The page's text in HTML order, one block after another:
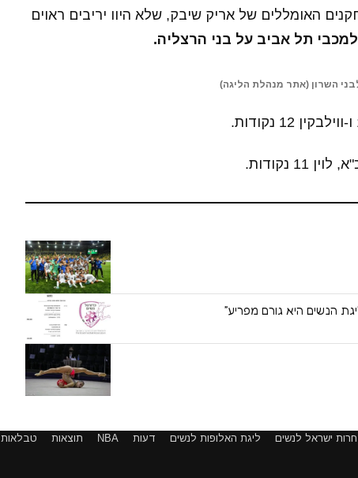
האומללים של אריק שיבק, שלא היוו יריבים ראוים
השרון (אתר מנהלת הליגה)
הנשים היא גורם מפריע״
ישראל לנשים ליגת האלופות לנשים דעות NBA תוצאות טבלאות